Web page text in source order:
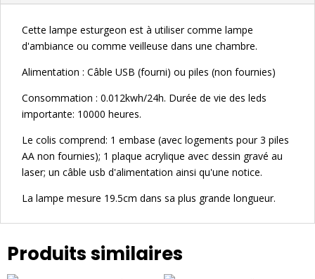
Cette lampe esturgeon est à utiliser comme lampe
d'ambiance ou comme veilleuse dans une chambre.
Alimentation : Câble USB (fourni) ou piles (non fournies)
Consommation : 0.012kwh/24h. Durée de vie des leds
importante: 10000 heures.
Le colis comprend: 1 embase (avec logements pour 3 piles
AA non fournies); 1 plaque acrylique avec dessin gravé au
laser; un câble usb d'alimentation ainsi qu'une notice.
La lampe mesure 19.5cm dans sa plus grande longueur.
Produits similaires